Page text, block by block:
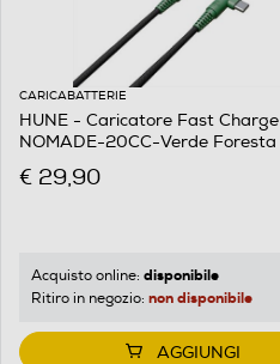
CARICABATTERIE
HUNE - Caricatore Fast Charge
NOMADE-20CC-Verde Foresta
€ 29,90
Acquisto online: disponibile
Ritiro in negozio: non disponibile
AGGIUNGI